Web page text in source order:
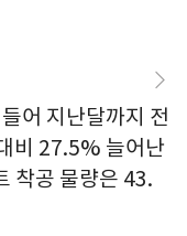
어 지난달까지 전
비 27.5% 늘어난
착공 물량은 43.